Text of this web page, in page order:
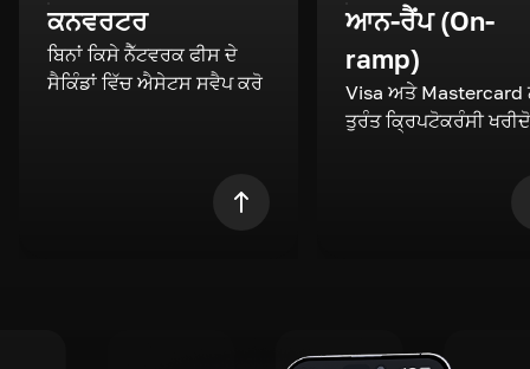
ਕਨਵਰਟਰ
ਬਿਨਾਂ ਕਿਸੇ ਨੈੱਟਵਰਕ ਫੀਸ ਦੇ
ਸੈਕਿੰਡਾਂ ਵਿੱਚ ਐਸੇਟਸ ਸਵੈਪ ਕਰੋ
ਆਨ-ਰੈਂਪ (On-
ramp)
Visa ਅਤੇ Mastercard
ਤੁਰੰਤ ਕ੍ਰਿਪਟੋਕਰੰਸੀ ਖਰੀਦੋ